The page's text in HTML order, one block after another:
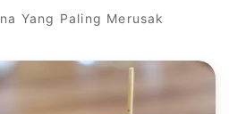
Yang Paling Merusak